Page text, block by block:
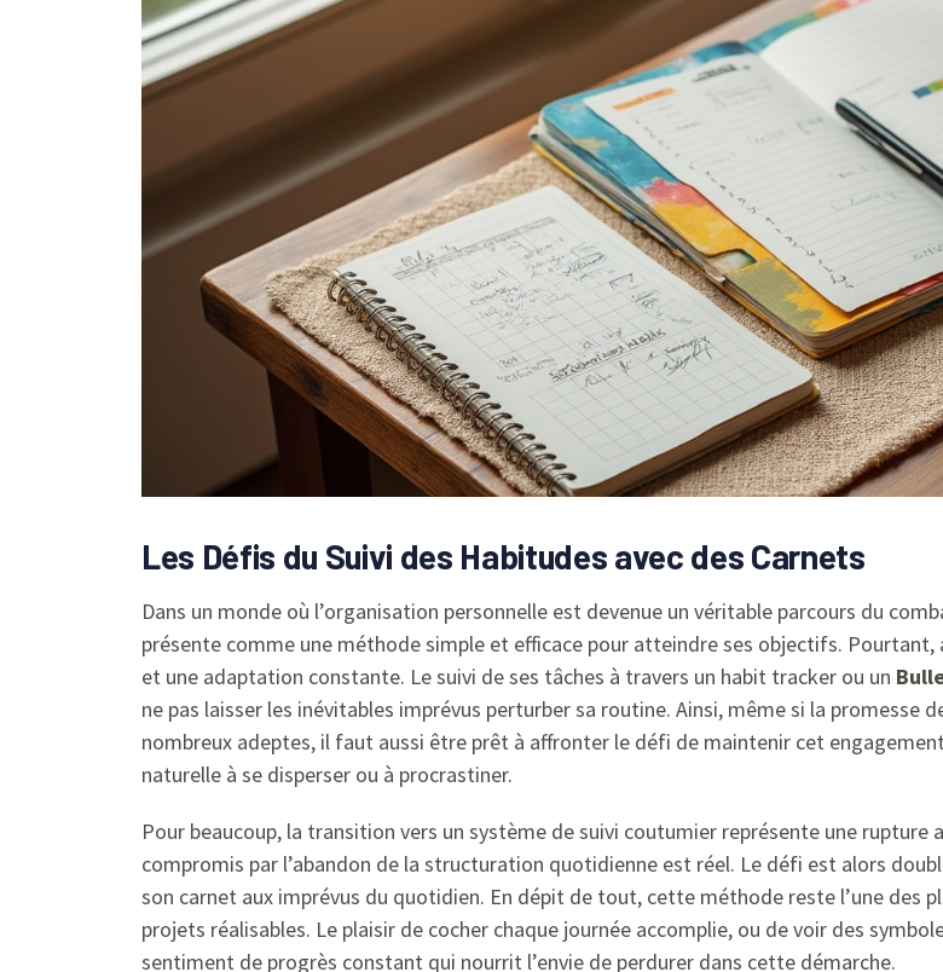
Les Défis du Suivi des Habitudes avec des Carnets
Dans un monde où l’organisation personnelle est devenue un véritable parcours du
présente comme une méthode simple et efficace pour atteindre ses objectifs.
et une adaptation constante. Le suivi de ses tâches à travers un habit tracker ou un
ne pas laisser les inévitables imprévus perturber sa routine. Ainsi, même si la promesse
nombreux adeptes, il faut aussi être prêt à affronter le défi de maintenir cet
naturelle à se disperser ou à procrastiner.
Pour beaucoup, la transition vers un système de suivi coutumier représente une rupture
compromis par l’abandon de la structuration quotidienne est réel. Le défi est alors
son carnet aux imprévus du quotidien. En dépit de tout, cette méthode reste l’une des
projets réalisables. Le plaisir de cocher chaque journée accomplie, ou de voir des
sentiment de progrès constant qui nourrit l’envie de perdurer dans cette démarche.